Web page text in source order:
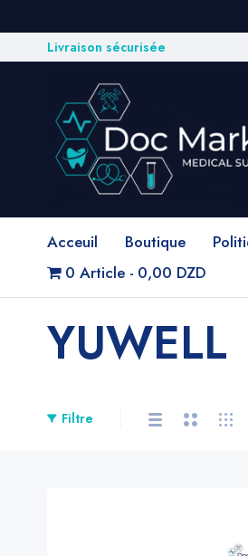
Livraison sécurisée
Acceuil Boutique
0 Article
0,00 DZD
YUWELL
Filtre